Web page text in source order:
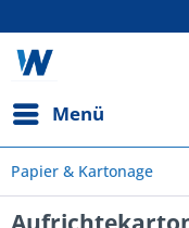
Menü
Papier & Kartonage